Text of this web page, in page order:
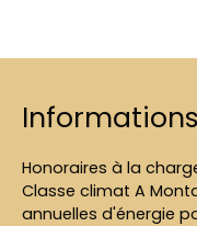
Honoraires à la
Classe climat A
annuelles d'énergie